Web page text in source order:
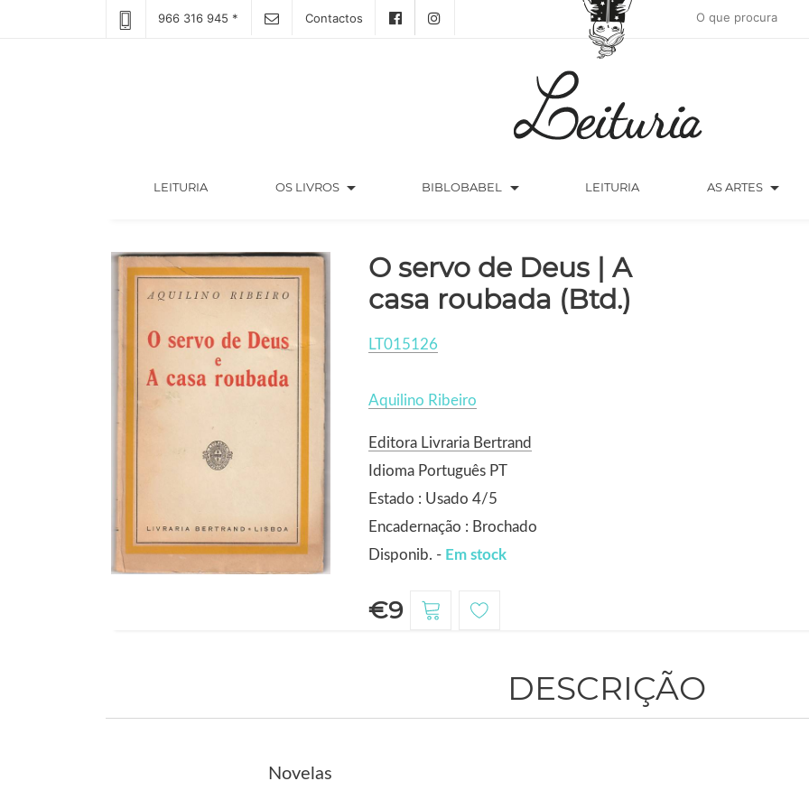
966 316 945 * Contactos
LEITURIA(CURRENT) OS LIVROS arrow_drop_down BIBLOBABEL arrow_drop_down LEITURIA AS ARTES arrow_drop_down
O servo de Deus | A
casa roubada (Btd.)
LT015126
Aquilino Ribeiro
Editora Livraria Bertrand
Idioma Português PT
Estado : Usado 4/5
Encadernação : Brochado
Disponib. - Em stock
€9
DESCRIÇÃO
Novelas